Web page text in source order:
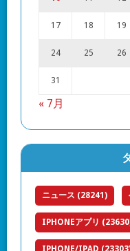
17 18 19
24 25 26
31
« 7月
ニュース (28241)
IPHONEアプリ
IPHONE/IPAD